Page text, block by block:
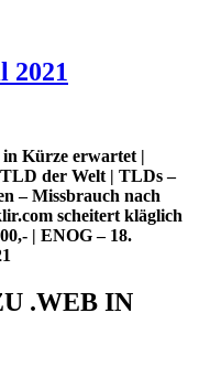
2021
Kürze erwartet |
TLD der Welt | TLDs –
– Missbrauch nach
scheitert kläglich
| ENOG – 18.
.WEB IN